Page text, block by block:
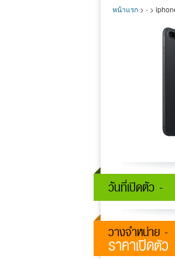
หน้าแรก > - >
วันที่เปิดตัว -
วางจำหน่าย -
ราคาเปิดตั